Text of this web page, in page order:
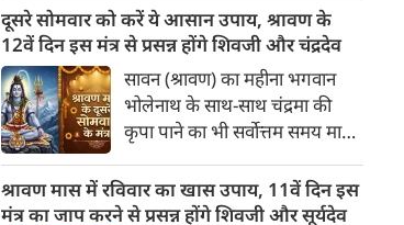
लेने वाले हैं? ज्योतिष और पंचांग के
अनुसार, किसी भी शुभ कार्य को सही
मुहूर्त में करने से सफलता की
संभावना बढ़ जाती है। 'वेबदुनिया'
आपके लिए लेकर आया है 09
अगस्‍त, 2026 का विशेष पंचांग और
शुभ-अशुभ मुहूर्त।
दूसरे सोमवार को करें ये आसान उपाय, श्रावण के
12वें दिन इस मंत्र से प्रसन्न होंगे शिवजी और चंद्रदेव
सावन (श्रावण) का महीना भगवान
भोलेनाथ के साथ-साथ चंद्रमा की
कृपा पाने का भी सर्वोत्तम समय माना
12वें दिन का यह विशेष संयोग
आपके जीवन से मानसिक तनाव,
श्रावण मास में रविवार का खास उपाय, 11वें दिन इस
मंत्र का जाप करने से प्रसन्न होंगे शिवजी और सूर्यदेव